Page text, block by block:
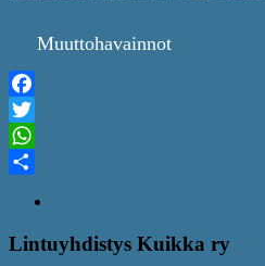
Muuttohavainnot
Facebook
Twitter
WhatsApp
Lintuyhdistys Kuikka ry